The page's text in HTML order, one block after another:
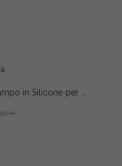
€